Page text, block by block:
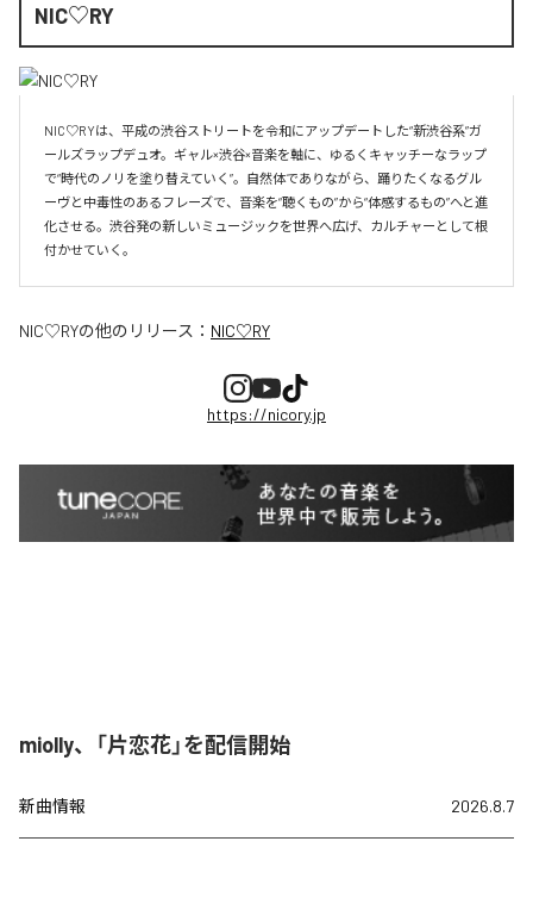
NIC♡RY
NIC♡RYは、平成の渋谷ストリートを令和にアップデートした“新渋谷系”ガ
ールズラップデュオ。ギャル×渋谷×音楽を軸に、ゆるくキャッチーなラップ
で“時代のノリを塗り替えていく”。自然体でありながら、踊りたくなるグル
ーヴと中毒性のあるフレーズで、音楽を“聴くもの”から“体感するもの”へと進
化させる。渋谷発の新しいミュージックを世界へ広げ、カルチャーとして根
付かせていく。
NIC♡RYの他のリリース： NIC♡RY
https://nicory.jp
miolly、「片恋花」を配信開始
新曲情報 2026.8.7